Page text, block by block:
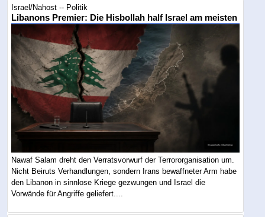
Israel/Nahost -- Politik
Libanons Premier: Die Hisbollah half Israel am meisten
Nawaf Salam dreht den Verratsvorwurf der Terrororganisation um.
Nicht Beiruts Verhandlungen, sondern Irans bewaffneter Arm habe
den Libanon in sinnlose Kriege gezwungen und Israel die
Vorwände für Angriffe geliefert....